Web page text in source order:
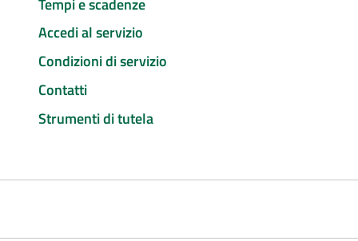
Accedi al servizio
Condizioni di servizio
Contatti
Strumenti di tutela